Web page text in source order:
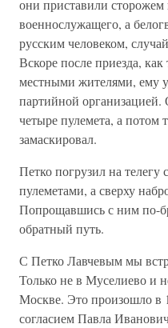
они приставили сторожем
военнослужащего, а
русским человеком,
Вскоре после приезда,
местными жителями, ему
партийной организацией.
четыре пулемета, а потом
замаскировал.
Петко погрузил на
пулеметами, а сверху
Попрощавшись с ним по-
обратный путь.
С Петко Лавчевым мы
Только не в Муселиево и
Москве. Это произошло в
согласием Павла